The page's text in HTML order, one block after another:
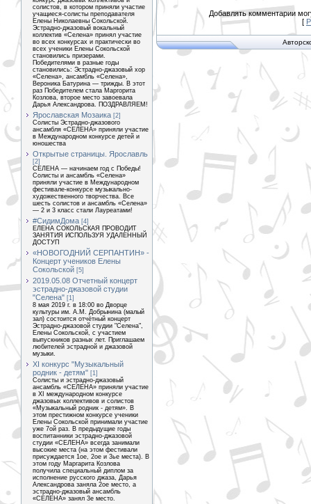
солистов, в котором приняли участие
учащиеся-солисты преподавателя
Елены Николаевны Сокольской.
Эстрадно-джазовый вокальный
коллектив «Селена» принял участие
во всех конкурсах и практически во
всех ученики Елены Сокольской
становились призерами.
Победителями в разные годы
становились: Эстрадно-джазовый хор
«Селена», ансамбль «Селена»,
Вероника Батурина — трижды. В этот
раз Победителем стала Маргорита
Козлова, второе место завоевала
Дарья Александрова. ПОЗДРАВЛЯЕМ!
Ярославская Мозаика [2]
Солисты Эстрадно-джазового
ансамбля «СЕЛЕНА» приняли участие
в Международном конкурсе детей и
юношества
Открытые страницы. Ярославль
[2]
СЕЛЕНА — начинаем год с Победы!
Солисты и ансамбль «Селена»
приняли участие в Международном
фестивале-конкурсе музыкально-
художественного творчества. Все
шесть солистов и ансамбль «Селена»
— 2 и 3 класс стали Лауреатами!
#СидимДома [4]
ЕЛЕНА СОКОЛЬСКАЯ ПРОВОДИТ
ЗАНЯТИЯ ИСПОЛЬЗУЯ УДАЛЕННЫЙ
ДОСТУП
«НОВОГОДНИЙ СЕРПАНТИН» -
Концерт учеников Елены
Сокольской [5]
2019.05.08 Отчетный концерт
эстрадно-джазовой студии
"Селена" [1]
8 мая 2019 г. в 18:00 во Дворце
культуры им. А.М. Добрынина (малый
зал) состоится отчётный концерт
Эстрадно-джазовой студии "Селена",
Елены Сокольской, с участием
выпускников разных лет. Приглашаем
любителей эстрадной и джазовой
музыки.
XI конкурс "Музыкальный
родник - детям" [1]
Солисты и эстрадно-джазовый
ансамбль «СЕЛЕНА» приняли участие
в XI международном конкурсе
джазовых коллективов и солистов
«Музыкальный родник - детям». В
этом престижном конкурсе ученики
Елены Сокольской принимали участие
уже 7ой раз. В предыдущие годы
воспитанники эстрадно-джазовой
студии «СЕЛЕНА» всегда занимали
высокие места (на этом фестивали
присуждается 1ое, 2ое и 3ье места). В
этом году Маргарита Козлова
получила специальный диплом за
исполнение русского джаза, Дарья
Александрова заняла 2ое место, а
эстрадно-джазовый ансамбль
«СЕЛЕНА» занял 3е место.
Добавлять комментарии
[